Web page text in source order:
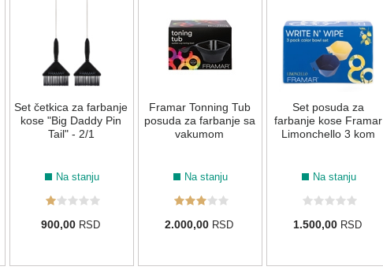
Set četkica za farbanje
kose "Big Daddy Pin
Tail" - 2/1
Na stanju
900,00 RSD
Framar Tonning Tub
posuda za farbanje sa
vakumom
Na stanju
2.000,00 RSD
Set posuda za
farbanje kose Framar
Limonchello 3 kom
Na stanju
1.500,00 RSD